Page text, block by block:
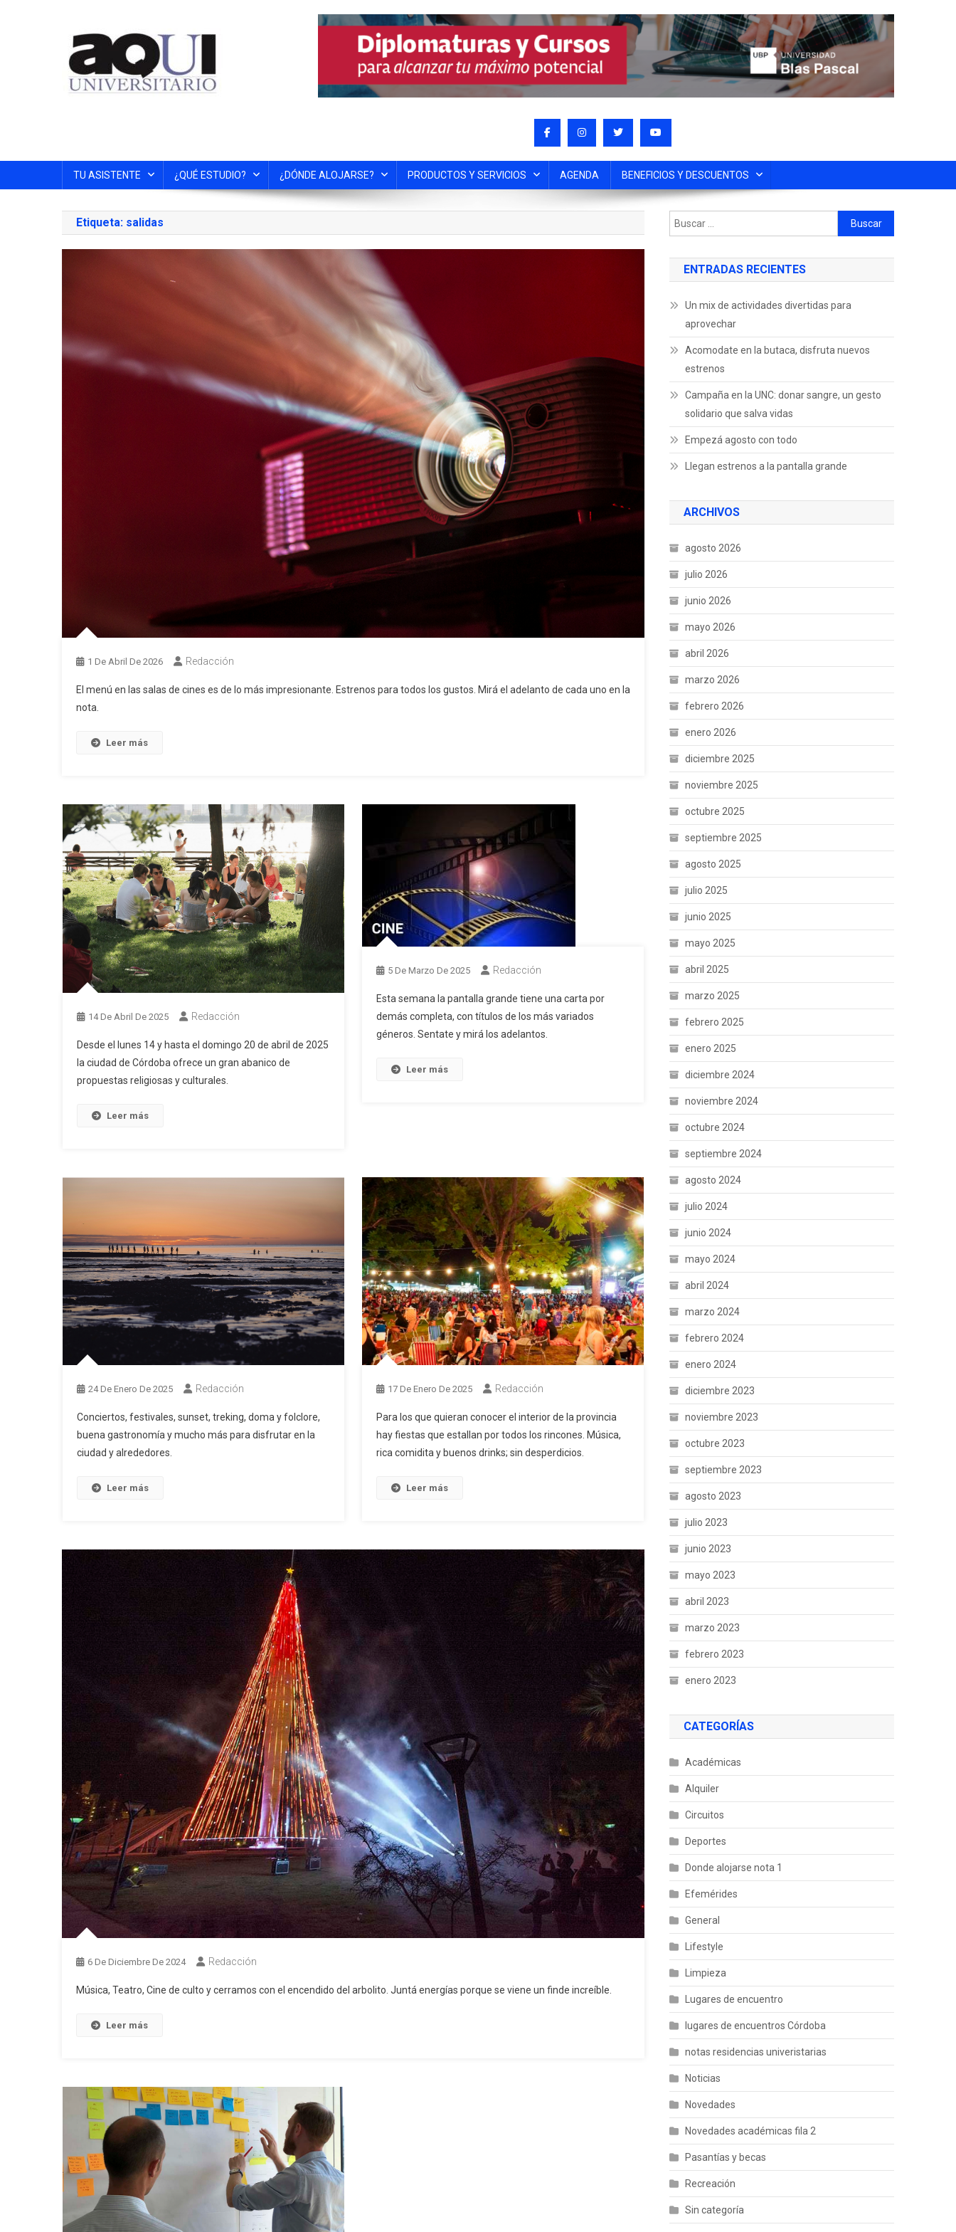
TU ASISTENTE ¿QUÉ ESTUDIO? ¿DÓNDE ALOJARSE? PRODUCTOS Y SERVICIOS AGENDA BENEFICIOS Y DESCUENTOS
Etiqueta: salidas
1 De Abril De 2026 Redacción
El menú en las salas de cines es de lo más impresionante. Estrenos para todos los gustos. Mirá el adelanto de cada uno en la
nota.
Leer más
14 De Abril De 2025 Redacción
Desde el lunes 14 y hasta el domingo 20 de abril de 2025
la ciudad de Córdoba ofrece un gran abanico de
propuestas religiosas y culturales.
Leer más
5 De Marzo De 2025 Redacción
Esta semana la pantalla grande tiene una carta por
demás completa, con títulos de los más variados
géneros. Sentate y mirá los adelantos.
Leer más
24 De Enero De 2025 Redacción
Conciertos, festivales, sunset, treking, doma y folclore,
buena gastronomía y mucho más para disfrutar en la
ciudad y alrededores.
Leer más
17 De Enero De 2025 Redacción
Para los que quieran conocer el interior de la provincia
hay fiestas que estallan por todos los rincones. Música,
rica comidita y buenos drinks; sin desperdicios.
Leer más
6 De Diciembre De 2024 Redacción
Música, Teatro, Cine de culto y cerramos con el encendido del arbolito. Juntá energías porque se viene un finde increíble.
Leer más
ENTRADAS RECIENTES
Un mix de actividades divertidas para
aprovechar
Acomodate en la butaca, disfruta nuevos
estrenos
Campaña en la UNC: donar sangre, un gesto
solidario que salva vidas
Empezá agosto con todo
Llegan estrenos a la pantalla grande
ARCHIVOS
agosto 2026
julio 2026
junio 2026
mayo 2026
abril 2026
marzo 2026
febrero 2026
enero 2026
diciembre 2025
noviembre 2025
octubre 2025
septiembre 2025
agosto 2025
julio 2025
junio 2025
mayo 2025
abril 2025
marzo 2025
febrero 2025
enero 2025
diciembre 2024
noviembre 2024
octubre 2024
septiembre 2024
agosto 2024
julio 2024
junio 2024
mayo 2024
abril 2024
marzo 2024
febrero 2024
enero 2024
diciembre 2023
noviembre 2023
octubre 2023
septiembre 2023
agosto 2023
julio 2023
junio 2023
mayo 2023
abril 2023
marzo 2023
febrero 2023
enero 2023
CATEGORÍAS
Académicas
Alquiler
Circuitos
Deportes
Donde alojarse nota 1
Efemérides
General
Lifestyle
Limpieza
Lugares de encuentro
lugares de encuentros Córdoba
notas residencias univeristarias
Noticias
Novedades
Novedades académicas fila 2
Pasantías y becas
Recreación
Sin categoría